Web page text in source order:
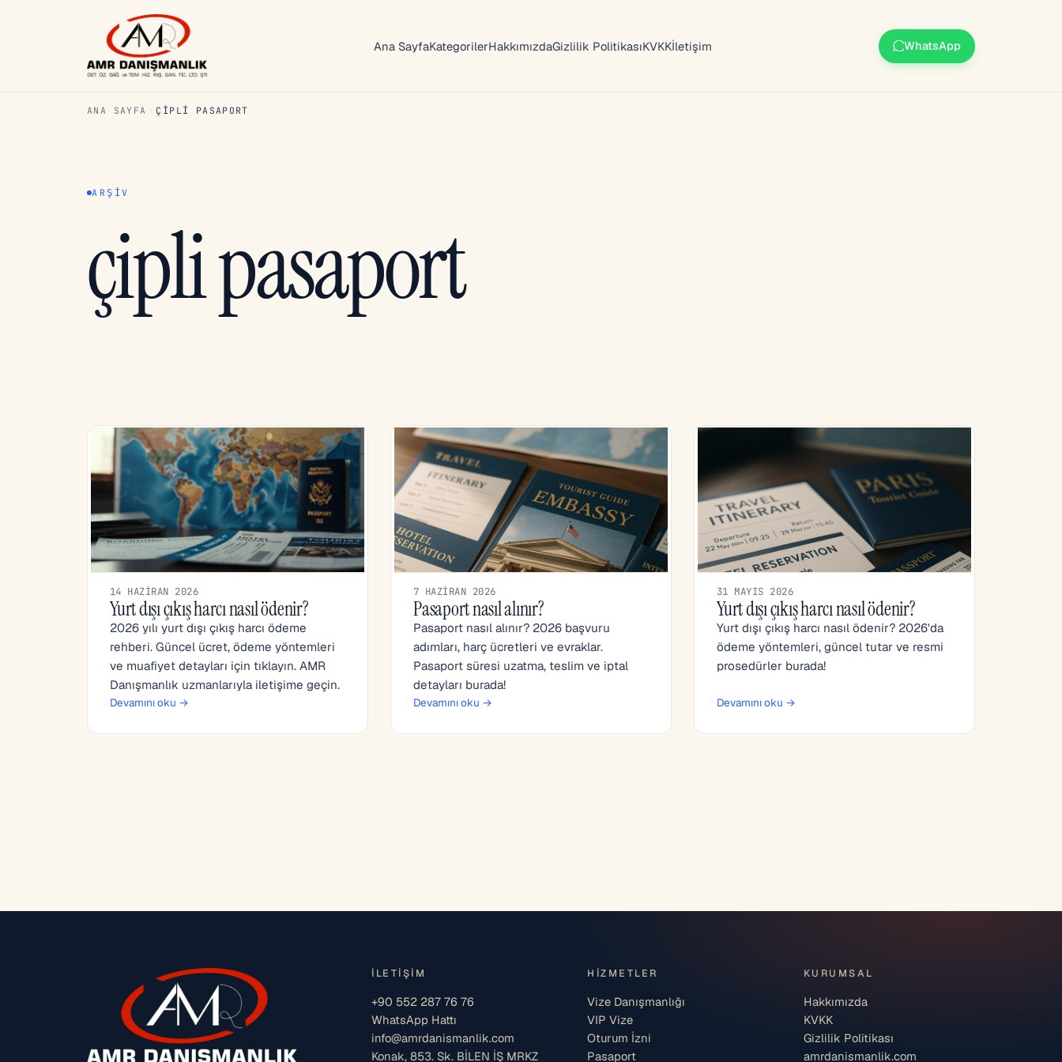
Ana SayfaKategorilerHakkımızdaGizlilik PolitikasıKVKKİletişim WhatsApp
ANA SAYFA ÇIPLI PASAPORT
ARŞIV
çipli pasaport
14 HAZIRAN 2026
Yurt dışı çıkış harcı nasıl ödenir?
2026 yılı yurt dışı çıkış harcı ödeme
rehberi. Güncel ücret, ödeme yöntemleri
ve muafiyet detayları için tıklayın. AMR
Danışmanlık uzmanlarıyla iletişime geçin.
Devamını oku →
7 HAZIRAN 2026
Pasaport nasıl alınır?
Pasaport nasıl alınır? 2026 başvuru
adımları, harç ücretleri ve evraklar.
Pasaport süresi uzatma, teslim ve iptal
detayları burada!
Devamını oku →
31 MAYIS 2026
Yurt dışı çıkış harcı nasıl ödenir?
Yurt dışı çıkış harcı nasıl ödenir? 2026'da
ödeme yöntemleri, güncel tutar ve resmi
prosedürler burada!
Devamını oku →
İLETIŞIM
+90 552 287 76 76
WhatsApp Hattı
info@amrdanismanlik.com
Konak, 853. Sk. BİLEN İŞ MRKZ
HIZMETLER
Vize Danışmanlığı
VIP Vize
Oturum İzni
Pasaport
KURUMSAL
Hakkımızda
KVKK
Gizlilik Politikası
amrdanismanlik.com